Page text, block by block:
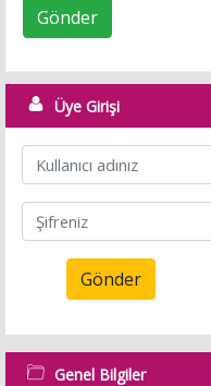
Gönder
Üye Girişi
Gönder
Genel Bilgiler